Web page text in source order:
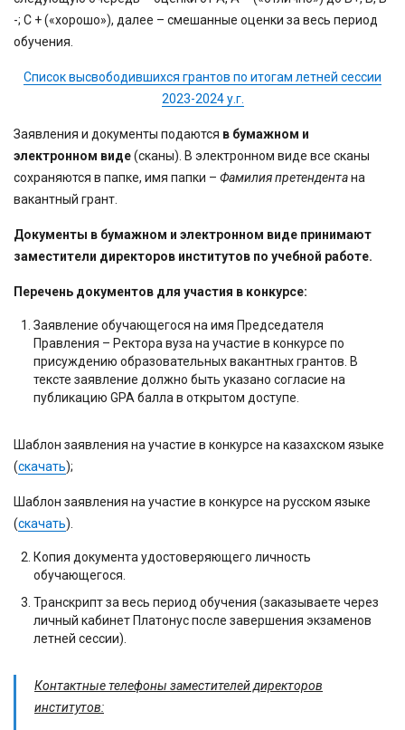
-; С + («хорошо»), далее – смешанные оценки за весь период
обучения.
Список высвободившихся грантов по итогам летней сессии
2023-2024 у.г.
Заявления и документы подаются в бумажном и
электронном виде(сканы). В электронном виде все сканы
сохраняются в папке, имя папки – Фамилия претендентана
вакантный грант.
Документы в бумажном и электронном виде принимают
заместители директоров институтов по учебной работе.
Перечень документов для участия в конкурсе:
Заявление обучающегося на имя Председателя
Правления – Ректора вуза на участие в конкурсе по
присуждению образовательных вакантных грантов. В
тексте заявление должно быть указано согласие на
публикацию GPA балла в открытом доступе.
Шаблон заявления на участие в конкурсе на казахском языке
(скачать);
Шаблон заявления на участие в конкурсе на русском языке
(скачать).
Копия документа удостоверяющего личность
обучающегося.
Транскрипт за весь период обучения (заказываете через
личный кабинет Платонус после завершения экзаменов
летней сессии).
Контактные телефоны заместителей директоров
институтов: